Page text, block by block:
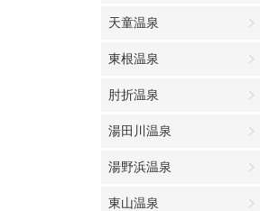
天童温泉
東根温泉
肘折温泉
湯田川温泉
湯野浜温泉
東山温泉